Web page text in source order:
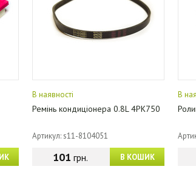
В наявності
Ремінь кондиціонера 0.8L 4PK750
Артикул: s11-8104051
В КОШИК
101 грн.
В